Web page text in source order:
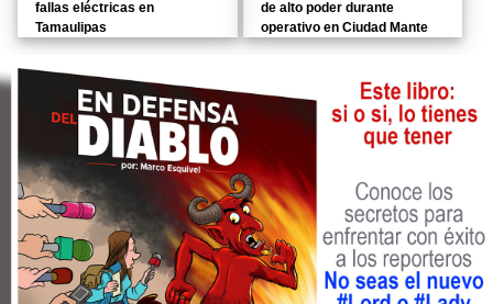
fallas eléctricas en
Tamaulipas
de alto poder durante
operativo en Ciudad Mante